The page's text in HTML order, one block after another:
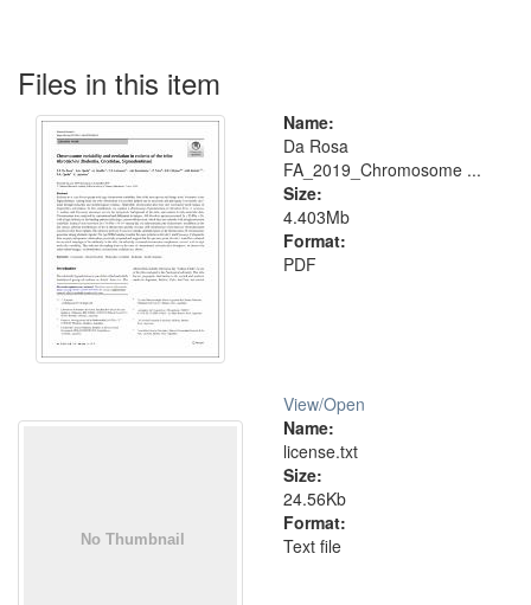
Files in this item
Name:
Da Rosa
FA_2019_Chromosome ...
Size:
4.403Mb
Format:
PDF
View/Open
Name:
license.txt
Size:
24.56Kb
Format:
Text file